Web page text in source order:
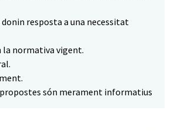
donin resposta a una necessitat
la normativa vigent.
són merament informatius